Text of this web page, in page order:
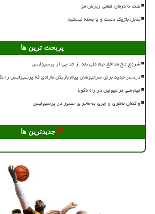
علت تا درمان قطعی ریزش مو
مقابل بلژیک دست و پا بسته نیستیم
پربحث ترین ها
شروع تلخ مدافع تیم ملی بعد از جدایی از پرسپولیس
دردسر جدید برای سرخپوشان پیام بازیکن مازادی که پرسپولیس را
تیم ملی ترامپولین در راه ناگویا
واکنش طاهری و ایری به ماجرای حضور در پرسپولیس
جدیدترین ها